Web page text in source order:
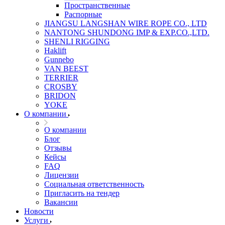
Пространственные
Распорные
JIANGSU LANGSHAN WIRE ROPE CO., LTD
NANTONG SHUNDONG IMP & EXP.CO.,LTD.
SHENLI RIGGING
Haklift
Gunnebo
VAN BEEST
TERRIER
CROSBY
BRIDON
YOKE
О компании
О компании
Блог
Отзывы
Кейсы
FAQ
Лицензии
Социальная ответственность
Пригласить на тендер
Вакансии
Новости
Услуги